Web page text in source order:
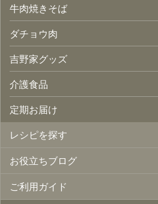
牛肉焼きそば
ダチョウ肉
吉野家グッズ
介護食品
定期お届け
レシピを探す
お役立ちブログ
ご利用ガイド